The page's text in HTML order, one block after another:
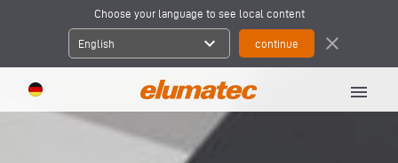
Choose your language to see local content
English expand_more close
menu